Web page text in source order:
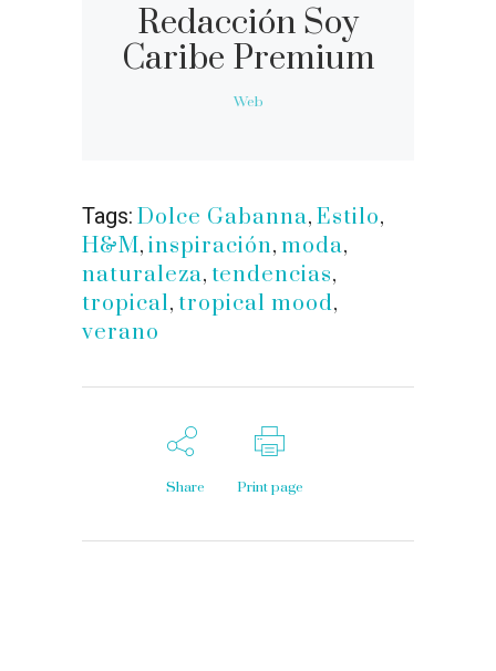
Redacción Soy
Caribe Premium
Web
Tags: Dolce Gabanna, Estilo,
H&M, inspiración, moda,
naturaleza, tendencias,
tropical, tropical mood,
verano
Share Print page